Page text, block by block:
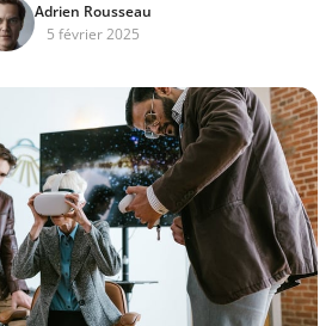
Adrien Rousseau
5 février 2025